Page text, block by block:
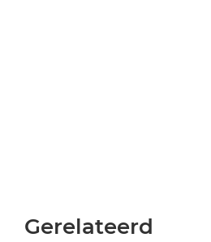
Gerelateerd